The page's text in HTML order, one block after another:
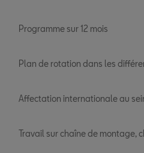
Programme sur 12 mois
Plan de rotation dans les
Affectation internationale au
Travail sur chaîne de montage,